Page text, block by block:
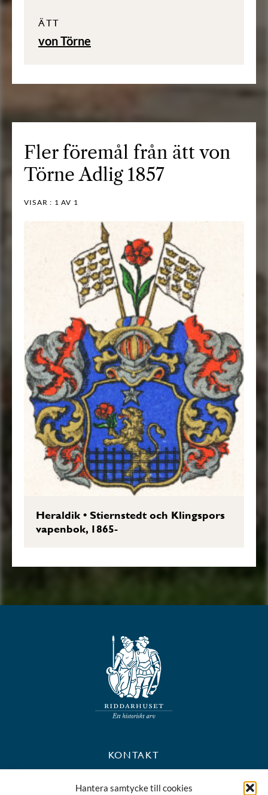
Hantera samtycke till cookies
ÄTT
von Törne
Fler föremål från ätt von
Törne Adlig 1857
VISAR : 1 AV 1
Heraldik•Stiernstedt och Klingspors
vapenbok, 1865-
KONTAKT